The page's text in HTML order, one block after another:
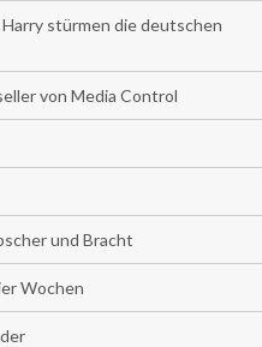
stürmen die deutschen
von Media Control
und Bracht
Wochen